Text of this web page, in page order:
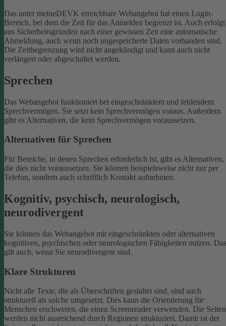
Das unter meineDEVK erreichbare Webangebot hat einen Login-
Bereich, bei dem die Zeit für das Anmelden begrenzt ist. Auch erfolgt
aus Sicherheitsgründen nach einer gewissen Zeit eine automatische
Abmeldung, auch wenn noch ungespeicherte Daten vorhanden sind.
Die Zeitbegrenzung wird nicht angekündigt und kann auch nicht
verlängert oder abgeschaltet werden.
Sprechen
Das Webangebot funktioniert bei eingeschränktem und fehlendem
Sprechvermögen. Sie setzt kein Sprechvermögen voraus. Außerdem
gibt es Alternativen, die kein Sprechvermögen voraussetzen.
Alternativen für Sprechen
Für Bereiche, in denen Sprechen erforderlich ist, gibt es Alternativen,
die dies nicht voraussetzen. Sie können beispielsweise nicht nur per
Telefon, sondern auch schriftlich Kontakt aufnehmen.
Kognitiv, psychisch, neurologisch,
neurodivergent
Sie können das Webangebot mit eingeschränkten oder alternativen
kognitiven, psychischen oder neurologischen Fähigkeiten nutzen. Das
gilt auch, wenn Sie neurodivergent sind.
Klare Strukturen
Nicht alle Texte, die als Überschriften gestaltet sind, sind auch
strukturell als solche umgesetzt. Dies kann die Orientierung für
Menschen erschweren, die einen Screenreader verwenden. Die Seiten
werden nicht ausreichend durch Regionen strukturiert. Damit ist der